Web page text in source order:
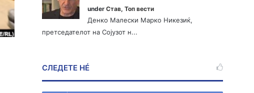
underСтав,Топ вести
Денко Малески Марко Никезиќ,
претседателот на Сојузот н...
СЛЕДЕТЕ НÉ